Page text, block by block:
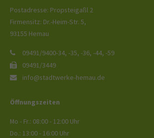
Postadresse: Propsteigaßl 2
Firmensitz: Dr.-Heim-Str. 5,
93155 Hemau
09491/9400-34, -35, -36, -44, -59
09491/3449
info@stadtwerke-hemau.de
Öffnungszeiten
Mo - Fr.: 08:00 - 12:00 Uhr
Do.: 13:00 - 16:00 Uhr